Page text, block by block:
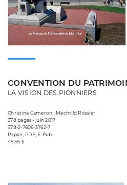
CONVENTION DU
LA VISION DES PIONNIERS
Christina Cameron , Mechtild Rössler
378 pages • juin 2017
978-2-7606-3762-7
Papier, PDF, E-Pub
45,95 $